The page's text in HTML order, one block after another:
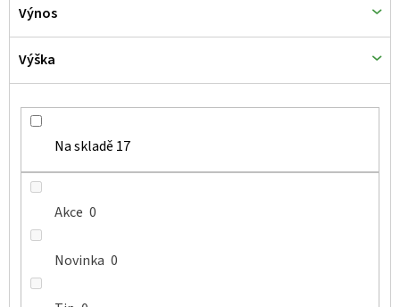
Na skladě 17
Akce 0
Novinka 0
Výnos
Výška